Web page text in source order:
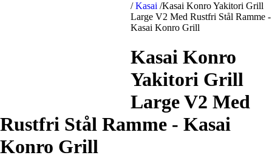
/ Kasai /Kasai Konro Yakitori Grill
Large V2 Med Rustfri Stål Ramme -
Kasai Konro Grill
Kasai Konro
Yakitori Grill
Large V2 Med
Rustfri Stål Ramme - Kasai
Konro Grill